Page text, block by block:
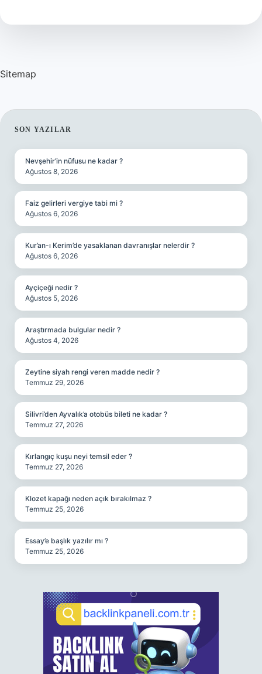
Olmaması
Sitemap
SIDEBAR
SON YAZILAR
Nevşehir’in nüfusu ne kadar ?
Ağustos 8, 2026
Faiz gelirleri vergiye tabi mi ?
Ağustos 6, 2026
Kur’an-ı Kerim’de yasaklanan davranışlar nelerdir ?
Ağustos 6, 2026
Ayçiçeği nedir ?
Ağustos 5, 2026
Araştırmada bulgular nedir ?
Ağustos 4, 2026
Zeytine siyah rengi veren madde nedir ?
Temmuz 29, 2026
Silivri’den Ayvalık’a otobüs bileti ne kadar ?
Temmuz 27, 2026
Kırlangıç kuşu neyi temsil eder ?
Temmuz 27, 2026
Klozet kapağı neden açık bırakılmaz ?
Temmuz 25, 2026
Essay’e başlık yazılır mı ?
Temmuz 25, 2026